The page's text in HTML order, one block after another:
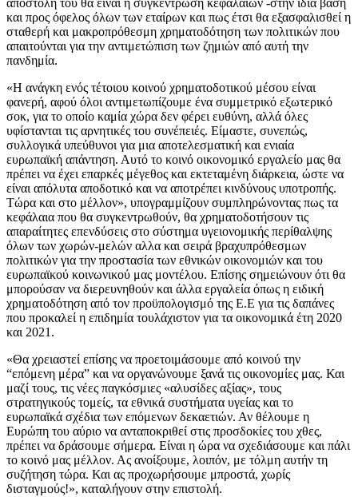
αποστολή του θα είναι η συγκέντρωση κεφαλαίων -στην ίδια βάση
και προς όφελος όλων των εταίρων και πως έτσι θα εξασφαλισθεί η
σταθερή και μακροπρόθεσμη χρηματοδότηση των πολιτικών που
απαιτούνται για την αντιμετώπιση των ζημιών από αυτή την
πανδημία.
«Η ανάγκη ενός τέτοιου κοινού χρηματοδοτικού μέσου είναι
φανερή, αφού όλοι αντιμετωπίζουμε ένα συμμετρικό εξωτερικό
σοκ, για το οποίο καμία χώρα δεν φέρει ευθύνη, αλλά όλες
υφίστανται τις αρνητικές του συνέπειές. Είμαστε, συνεπώς,
συλλογικά υπεύθυνοι για μια αποτελεσματική και ενιαία
ευρωπαϊκή απάντηση. Αυτό το κοινό οικονομικό εργαλείο μας θα
πρέπει να έχει επαρκές μέγεθος και εκτεταμένη διάρκεια, ώστε να
είναι απόλυτα αποδοτικό και να αποτρέπει κινδύνους υποτροπής.
Τώρα και στο μέλλον», υπογραμμίζουν συμπληρώνοντας πως τα
κεφάλαια που θα συγκεντρωθούν, θα χρηματοδοτήσουν τις
απαραίτητες επενδύσεις στο σύστημα υγειονομικής περίθαλψης
όλων των χωρών-μελών αλλα και σειρά βραχυπρόθεσμων
πολιτικών για την προστασία των εθνικών οικονομιών και του
ευρωπαϊκού κοινωνικού μας μοντέλου. Επίσης σημειώνουν ότι θα
μπορούσαν να διερευνηθούν και άλλα εργαλεία όπως η ειδική
χρηματοδότηση από τον προϋπολογισμό της Ε.Ε για τις δαπάνες
που προκαλεί η επιδημία τουλάχιστον για τα οικονομικά έτη 2020
και 2021.
«Θα χρειαστεί επίσης να προετοιμάσουμε από κοινού την
“επόμενη μέρα” και να οργανώνουμε ξανά τις οικονομίες μας. Και
μαζί τους, τις νέες παγκόσμιες «αλυσίδες αξίας», τους
στρατηγικούς τομείς, τα εθνικά συστήματα υγείας και το
ευρωπαϊκά σχέδια των επόμενων δεκαετιών. Αν θέλουμε η
Ευρώπη του αύριο να ανταποκριθεί στις προσδοκίες του χθες,
πρέπει να δράσουμε σήμερα. Είναι η ώρα να σχεδιάσουμε και πάλι
το κοινό μας μέλλον. Ας ανοίξουμε, λοιπόν, με τόλμη αυτήν τη
συζήτηση τώρα. Και ας προχωρήσουμε μπροστά, χωρίς
δισταγμούς!», καταλήγουν στην επιστολή.